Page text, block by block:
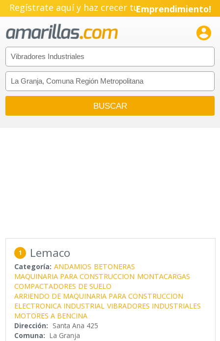
Regístrate aquí y haz crecer tuEmprendimiento!

1 Lemaco
Categoría: ANDAMIOS BETONERAS
MAQUINARIA PARA CONSTRUCCION MONTACARGAS
COMPACTADORES DE SUELO
ARRIENDO DE MAQUINARIA PARA CONSTRUCCION
ELECTRONICA INDUSTRIAL VIBRADORES INDUSTRIALES
MOTORES A BENCINA
Dirección: Santa Ana 425
Comuna: La Granja